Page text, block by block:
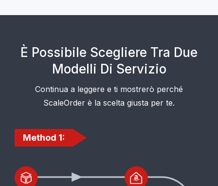
È Possibile Scegliere Tra Due
Modelli Di Servizio
Continua a leggere e ti mostrerò perché
ScaleOrder è la scelta giusta per te.
Method 1: